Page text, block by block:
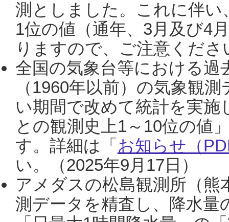
測としました。これに伴い
1位の値（通年、3月及び4
りますので、ご注意くだ
全国の気象台等における過
（1960年以前）の気象観
い期間で改めて統計を実
との観測史上1～10位の値
す。詳細は「 お知らせ（
い。（2025年9月17日）
アメダスの松島観測所（熊
測データを精査し、降水